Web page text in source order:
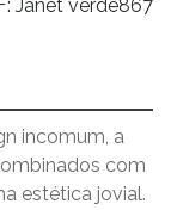
Janet verde867
incomum, a
com
estética jovial.